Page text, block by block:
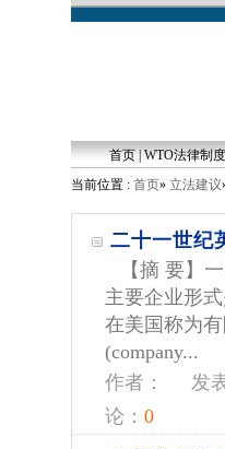
首页|WTO法律制
当前位置 : 首页» 立法建议
二十一世纪
【摘 要】
主要企业形
在美国称为
(company...
作者：
发
论： 0